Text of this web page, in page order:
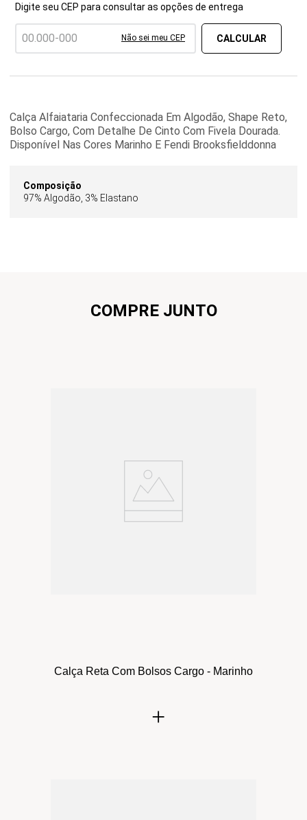
Digite seu CEP para consultar as opções de entrega
Não sei meu CEP
Calça Alfaiataria Confeccionada Em Algodão, Shape Reto,
Bolso Cargo, Com Detalhe De Cinto Com Fivela Dourada.
Disponível Nas Cores Marinho E Fendi Brooksfielddonna
Composição
97% Algodão, 3% Elastano
COMPRE JUNTO
Calça Reta Com Bolsos Cargo - Marinho